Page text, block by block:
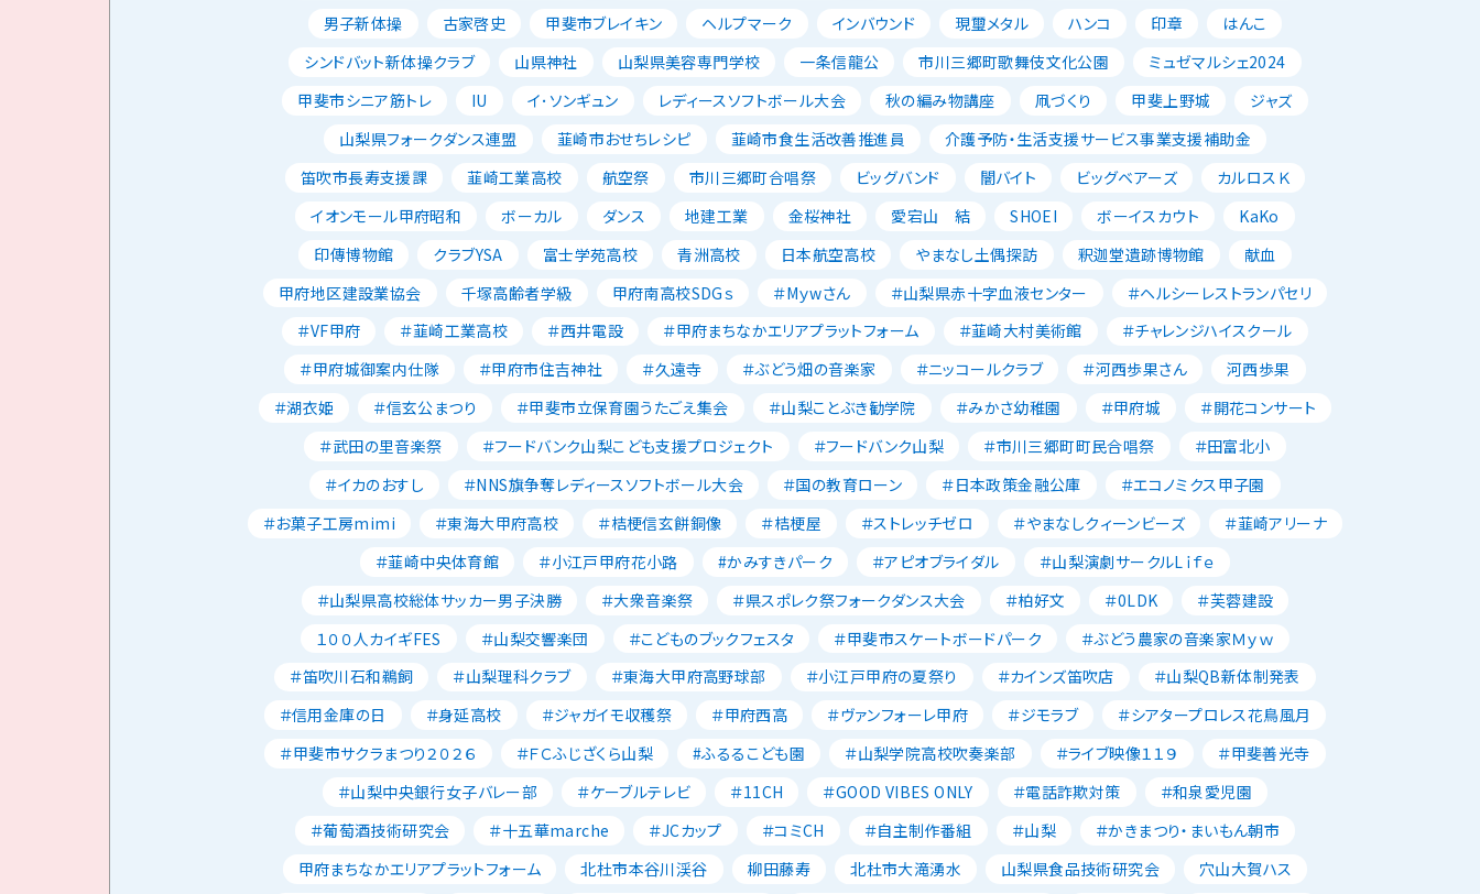
男子新体操
古家啓史 甲斐市ブレイキン ヘルプマーク インバウンド 現璽メタル ハンコ 印章
はんこ
シンドバット新体操クラブ
山県神社 山梨県美容専門学校 一条信龍公 市川三郷町歌舞伎文化公園
ミュゼマルシェ2024
甲斐市シニア筋トレ
IU イ･ソンギュン レディースソフトボール大会 秋の編み物講座 凧づくり 甲斐上野城
ジャズ
山梨県フォークダンス連盟
韮崎市おせちレシピ 韮崎市食生活改善推進員
介護予防・生活支援サービス事業支援補助金
笛吹市長寿支援課
韮崎工業高校 航空祭 市川三郷町合唱祭 ビッグバンド 闇バイト ビッグベアーズ
カルロスＫ
イオンモール甲府昭和
ボーカル ダンス 地建工業 金桜神社 愛宕山 結 SHOEI ボーイスカウト
KaKo
印傳博物館
クラブYSA 富士学苑高校 青洲高校 日本航空高校 やまなし土偶探訪 釈迦堂遺跡博物館
献血
甲府地区建設業協会
千塚高齢者学級 甲府南高校SDGｓ ＃Mｙwさん ＃山梨県赤十字血液センター
＃ヘルシーレストランパセリ
＃VF甲府
＃韮崎工業高校 ＃西井電設 ＃甲府まちなかエリアプラットフォーム ＃韮崎大村美術館
＃チャレンジハイスクール
＃甲府城御案内仕隊
＃甲府市住吉神社 ＃久遠寺 ＃ぶどう畑の音楽家 ＃ニッコールクラブ ＃河西歩果さん
河西歩果
＃湖衣姫
＃信玄公まつり ＃甲斐市立保育園うたごえ集会 ＃山梨ことぶき勧学院 ＃みかさ幼稚園 ＃甲府城
＃開花コンサート
＃武田の里音楽祭
＃フードバンク山梨こども支援プロジェクト ＃フードバンク山梨 ＃市川三郷町町民合唱祭
＃田富北小
＃イカのおすし
＃NNS旗争奪レディースソフトボール大会 ＃国の教育ローン ＃日本政策金融公庫
＃エコノミクス甲子園
＃お菓子工房mimi
＃東海大甲府高校 ＃桔梗信玄餅銅像 ＃桔梗屋 ＃ストレッチゼロ ＃やまなしクィーンビーズ
＃韮崎アリーナ
＃韮崎中央体育館
＃小江戸甲府花小路 #かみすきパーク ＃アピオブライダル
＃山梨演劇サークルLｉｆｅ
＃山梨県高校総体サッカー男子決勝
＃大衆音楽祭 ＃県スポレク祭フォークダンス大会 ＃柏好文 ＃0LDK
＃芙蓉建設
１００人カイギFES
＃山梨交響楽団 ＃こどものブックフェスタ ＃甲斐市スケートボードパーク
＃ぶどう農家の音楽家Ｍｙｗ
＃笛吹川石和鵜飼
＃山梨理科クラブ ＃東海大甲府高野球部 ＃小江戸甲府の夏祭り ＃カインズ笛吹店
＃山梨QB新体制発表
＃信用金庫の日
＃身延高校 ＃ジャガイモ収穫祭 ＃甲府西高 ＃ヴァンフォーレ甲府 ＃ジモラブ
＃シアタープロレス花鳥風月
＃甲斐市サクラまつり２０２６
＃ＦＣふじざくら山梨 #ふるるこども園 ＃山梨学院高校吹奏楽部 ＃ライブ映像１１９
＃甲斐善光寺
＃山梨中央銀行女子バレー部
＃ケーブルテレビ ＃11CH ＃GOOD VIBES ONLY ＃電話詐欺対策
＃和泉愛児園
＃葡萄酒技術研究会
＃十五華marche ＃JCカップ ＃コミCH ＃自主制作番組 ＃山梨
＃かきまつり・まいもん朝市
甲府まちなかエリアプラットフォーム
北杜市本谷川渓谷 柳田藤寿 北杜市大滝湧水 山梨県食品技術研究会
穴山大賀ハス